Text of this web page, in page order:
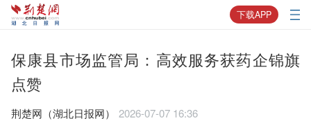
下载APP
保康县市场监管局：高效服务获药企锦旗
点赞
荆楚网（湖北日报网） 2026-07-07 16:36